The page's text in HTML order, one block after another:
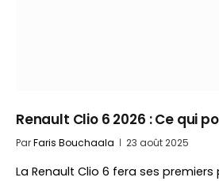
Renault Clio 6 2026 : Ce qui
ParFaris Bouchaala 23 août 2025
La Renault Clio 6 fera ses